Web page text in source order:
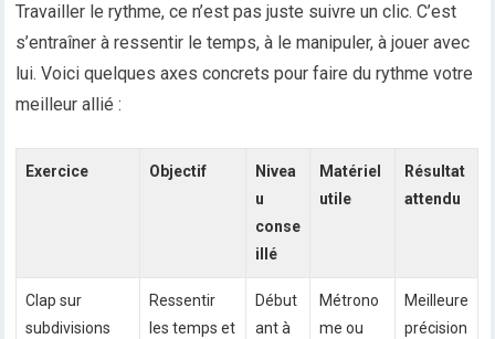
Travailler le rythme, ce n’est pas juste suivre un clic. C’est
s’entraîner à ressentir le temps, à le manipuler, à jouer avec
lui. Voici quelques axes concrets pour faire du rythme votre
meilleur allié :
Exercice Objectif
Nivea
u
conse
illé
Matériel
utile
Résultat
attendu
Clap sur
subdivisions
Ressentir
les temps et
Début
ant à
Métrono
me ou
Meilleure
précision